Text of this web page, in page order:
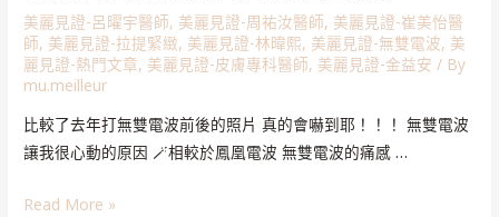
美麗見證-呂曜宇醫師, 美麗見證-周祐汝醫師, 美麗見證-崔美怡醫
師, 美麗見證-拉提緊緻, 美麗見證-林暐熙, 美麗見證-無雙電波, 美
麗見證-熱門文章, 美麗見證-皮膚專科醫師, 美麗見證-金益安 / By
mu.meilleur
比較了去年打無雙電波前後的照片 真的會嚇到耶！！！ 無雙電波
讓我很心動的原因 🪄相較於鳳凰電波 無雙電波的痛感 …
Read More »